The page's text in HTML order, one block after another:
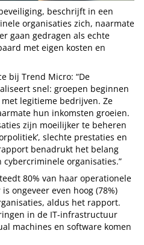
beschrijft in een
organisaties zich, naarmate
gaan gedragen als echte
met eigen kosten en
bij Trend Micro: “De
snel: groepen beginnen
legitieme bedrijven. Ze
hun inkomsten groeien.
zijn moeilijker te beheren
slechte prestaties en
benadrukt het belang
organisaties.”
80% van haar operationele
ongeveer even hoog (78%)
aldus het rapport.
in de IT-infrastructuur
machines en software komen